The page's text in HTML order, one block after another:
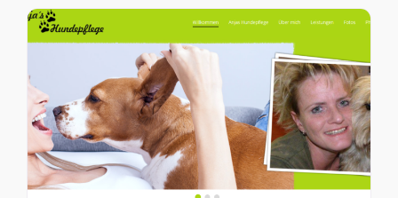
anmelden! Sind Sie Kunde dieses Hundesalons?
Dann teilen Sie Ihre Erfahrungen über die
Kommentarfunktion unten mit anderen
Hundebesitzer/innen!